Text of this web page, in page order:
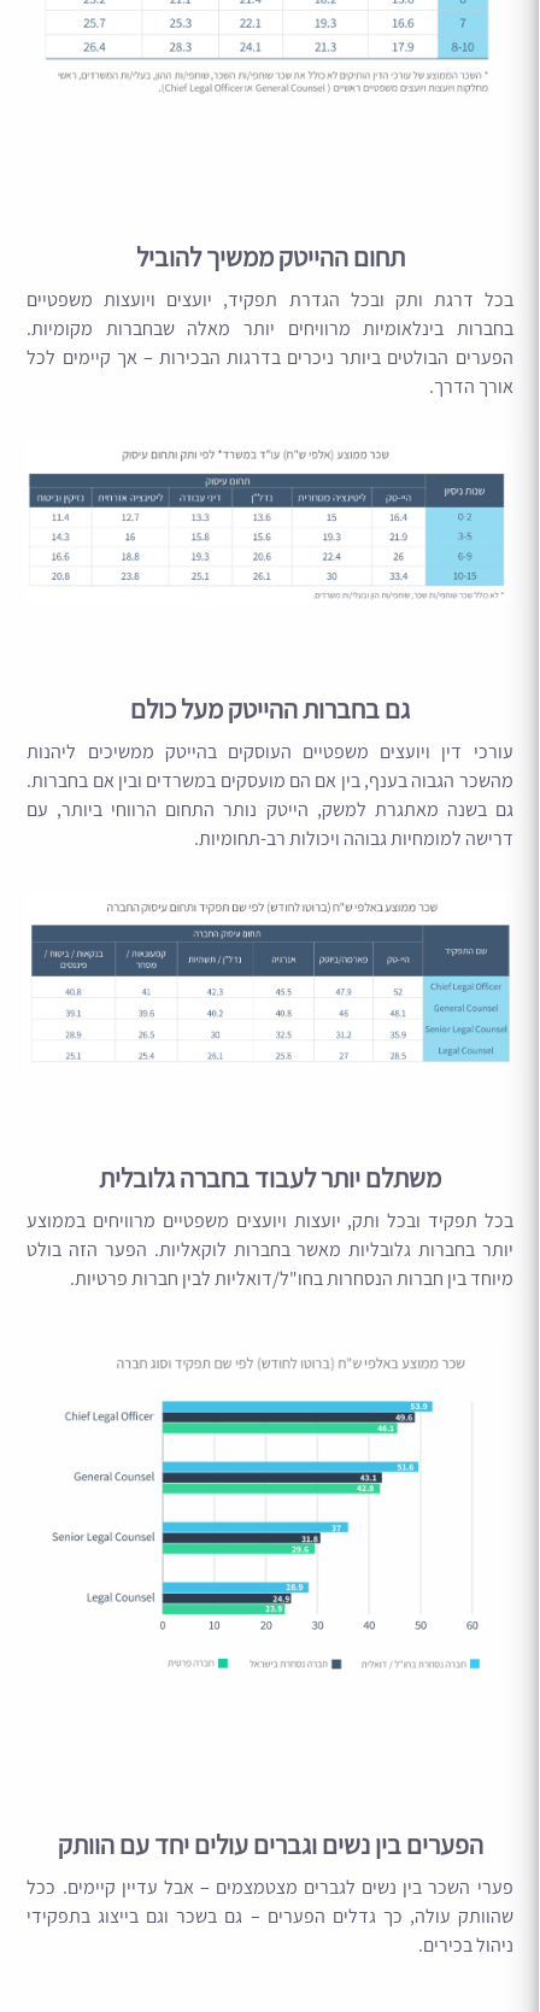
תחום ההייטק ממשיך להוביל
בכל דרגת ותק ובכל הגדרת תפקיד, יועצים ויועצות משפטיים
בחברות בינלאומיות מרוויחים יותר מאלה שבחברות מקומיות.
הפערים הבולטים ביותר ניכרים בדרגות הבכירות – אך קיימים לכל
אורך הדרך.
גם בחברות ההייטק מעל כולם
עורכי דין ויועצים משפטיים העוסקים בהייטק ממשיכים ליהנות
מהשכר הגבוה בענף, בין אם הם מועסקים במשרדים ובין אם בחברות.
גם בשנה מאתגרת למשק, הייטק נותר התחום הרווחי ביותר, עם
דרישה למומחיות גבוהה ויכולות רב-תחומיות.
משתלם יותר לעבוד בחברה גלובלית
בכל תפקיד ובכל ותק, יועצות ויועצים משפטיים מרוויחים בממוצע
יותר בחברות גלובליות מאשר בחברות לוקאליות. הפער הזה בולט
מיוחד בין חברות הנסחרות בחו"ל/דואליות לבין חברות פרטיות.
הפערים בין נשים וגברים עולים יחד עם הוותק
פערי השכר בין נשים לגברים מצטמצמים – אבל עדיין קיימים. ככל
שהוותק עולה, כך גדלים הפערים – גם בשכר וגם בייצוג בתפקידי
ניהול בכירים.